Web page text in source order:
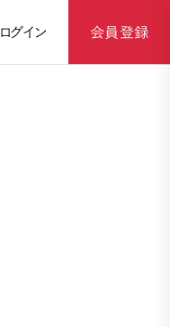
ログイン 会員登録